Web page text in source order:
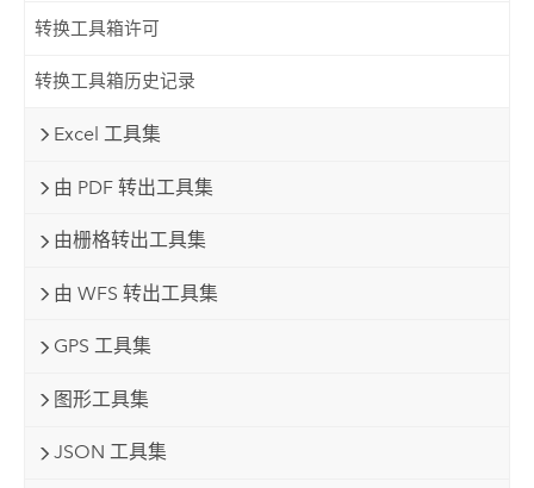
转换工具箱许可
转换工具箱历史记录
Excel 工具集
由 PDF 转出工具集
由栅格转出工具集
由 WFS 转出工具集
GPS 工具集
图形工具集
JSON 工具集